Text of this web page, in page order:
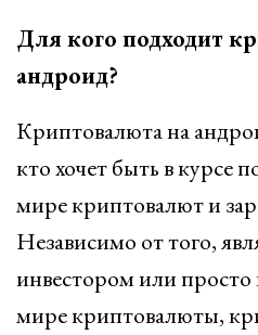
Для кого подходит
андроид?
Криптовалюта на
кто хочет быть в курсе
мире криптовалют и
Независимо от того,
инвестором или просто
мире криптовалюты,